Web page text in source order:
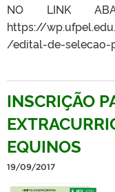
NO LINK
https://
/edital-de-
INSCRIÇÃO
EQUINOS
19/09/2017